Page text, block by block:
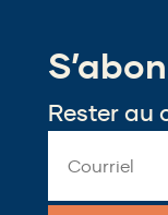
window)
new
Rester au
Address
*